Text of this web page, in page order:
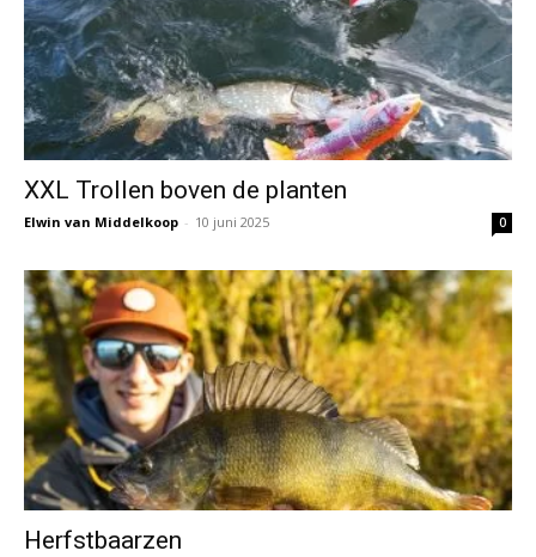
XXL Trollen boven de planten
Elwin van Middelkoop - 10 juni 2025 0
Herfstbaarzen